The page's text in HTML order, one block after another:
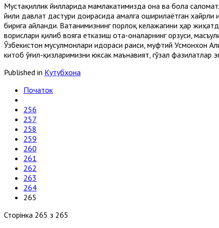
Мустақиллик йилларида мамлакатимизда она ва бола
йили давлат дастури доирасида амалга оширилаётган
бирига айланди. Ватанимизнинг порлоқ келажагини ҳар
ворислари қилиб вояга етказиш ота-оналарнинг орзуси,
Ўзбекистон мусулмонлари идораси раиси, муфтий Усмонхон
китоб ўғил-қиз­ларимизни юксак маънавият, гўзал
Published in Кутубхона
Початок
256
257
258
259
260
261
262
263
264
265
Сторінка 265 з 265